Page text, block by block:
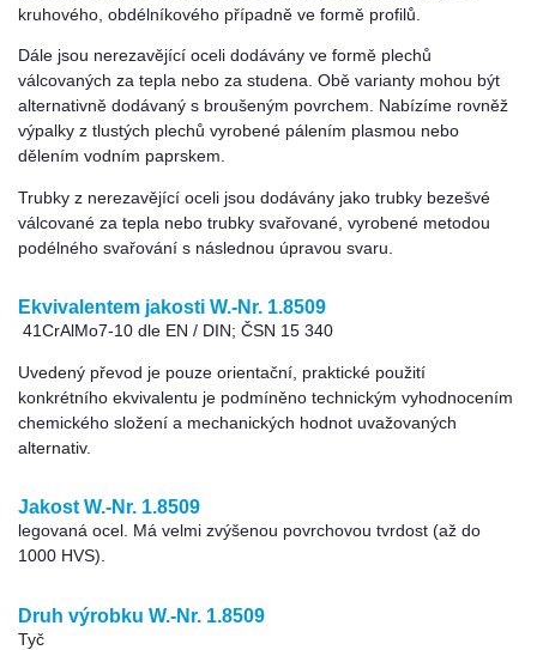
kruhového, obdélníkového případně ve formě profilů.
Dále jsou nerezavějící oceli dodávány ve formě plechů
válcovaných za tepla nebo za studena. Obě varianty mohou být
alternativně dodávaný s broušeným povrchem. Nabízíme rovněž
výpalky z tlustých plechů vyrobené pálením plasmou nebo
dělením vodním paprskem.
Trubky z nerezavějící oceli jsou dodávány jako trubky bezešvé
válcované za tepla nebo trubky svařované, vyrobené metodou
podélného svařování s následnou úpravou svaru.
Ekvivalentem jakosti W.-Nr. 1.8509
41CrAlMo7-10 dle EN / DIN; ČSN 15 340
Uvedený převod je pouze orientační, praktické použití
konkrétního ekvivalentu je podmíněno technickým vyhodnocením
chemického složení a mechanických hodnot uvažovaných
alternativ.
Jakost W.-Nr. 1.8509
legovaná ocel. Má velmi zvýšenou povrchovou tvrdost (až do
1000 HVS).
Druh výrobku W.-Nr. 1.8509
Tyč